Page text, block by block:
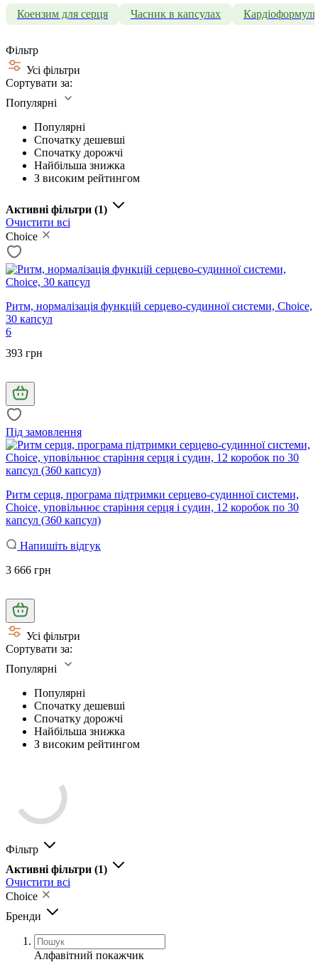
Коензим для серця Часник в капсулах Кардіоформули
Фільтр
Усі фільтри
Сортувати за:
Популярні
Популярні
Спочатку дешевші
Спочатку дорожчі
Найбільша знижка
З високим рейтингом
Активні фільтри (1)
Очистити всі
Choice
Ритм, нормалізація функцій серцево-судинної системи, Choice,
30 капсул
6
393 грн
Під замовлення
Ритм серця, програма підтримки серцево-судинної системи,
Choice, уповільнює старіння серця і судин, 12 коробок по 30
капсул (360 капсул)
Напишіть відгук
3 666 грн
Усі фільтри
Сортувати за:
Популярні
Популярні
Спочатку дешевші
Спочатку дорожчі
Найбільша знижка
З високим рейтингом
Фільтр
Активні фільтри (1)
Очистити всі
Choice
Бренди
Алфавітний покажчик